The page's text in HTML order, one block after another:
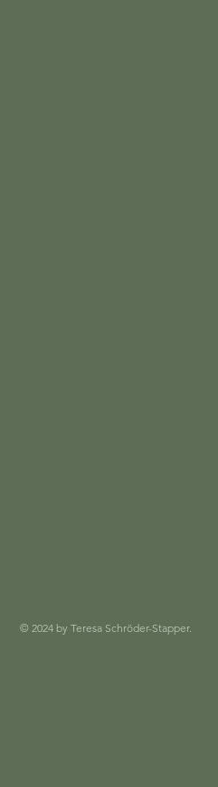
© 2024 by Teresa Schröder-Stapper.